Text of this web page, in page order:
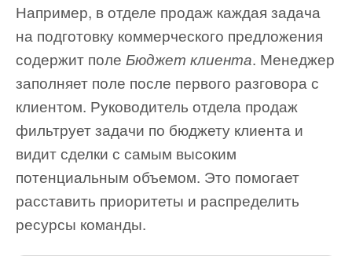
Например, в отделе продаж каждая задача
на подготовку коммерческого предложения
содержит поле Бюджет клиента. Менеджер
заполняет поле после первого разговора с
клиентом. Руководитель отдела продаж
фильтрует задачи по бюджету клиента и
видит сделки с самым высоким
потенциальным объемом. Это помогает
расставить приоритеты и распределить
ресурсы команды.